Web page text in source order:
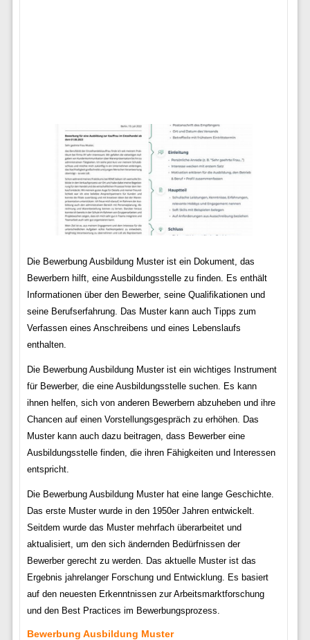
Die Bewerbung Ausbildung Muster ist ein Dokument, das
Bewerbern hilft, eine Ausbildungsstelle zu finden. Es enthält
Informationen über den Bewerber, seine Qualifikationen und
seine Berufserfahrung. Das Muster kann auch Tipps zum
Verfassen eines Anschreibens und eines Lebenslaufs
enthalten.
Die Bewerbung Ausbildung Muster ist ein wichtiges Instrument
für Bewerber, die eine Ausbildungsstelle suchen. Es kann
ihnen helfen, sich von anderen Bewerbern abzuheben und ihre
Chancen auf einen Vorstellungsgespräch zu erhöhen. Das
Muster kann auch dazu beitragen, dass Bewerber eine
Ausbildungsstelle finden, die ihren Fähigkeiten und Interessen
entspricht.
Die Bewerbung Ausbildung Muster hat eine lange Geschichte.
Das erste Muster wurde in den 1950er Jahren entwickelt.
Seitdem wurde das Muster mehrfach überarbeitet und
aktualisiert, um den sich ändernden Bedürfnissen der
Bewerber gerecht zu werden. Das aktuelle Muster ist das
Ergebnis jahrelanger Forschung und Entwicklung. Es basiert
auf den neuesten Erkenntnissen zur Arbeitsmarktforschung
und den Best Practices im Bewerbungsprozess.
Bewerbung Ausbildung Muster